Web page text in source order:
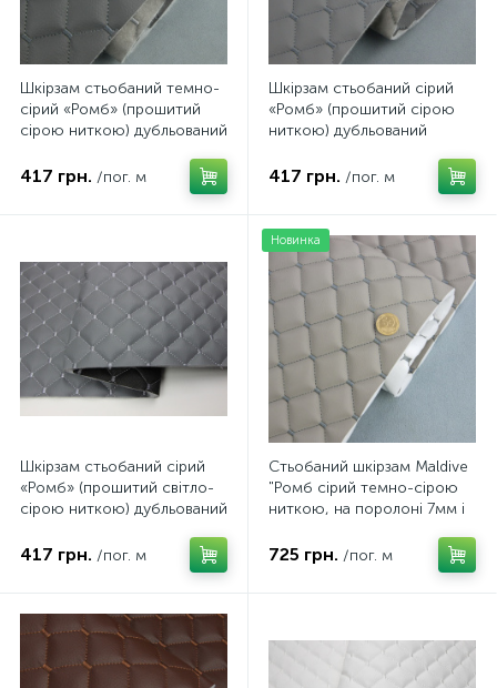
Шкірзам стьобаний темно-
сірий «Ромб» (прошитий
сірою ниткою) дубльований
ширина 1,35м
417 грн. /пог. м
Шкірзам стьобаний сірий
«Ромб» (прошитий сірою
ниткою) дубльований
ширина 1,35м
417 грн. /пог. м
Шкірзам стьобаний сірий
«Ромб» (прошитий світло-
сірою ниткою) дубльований
ширина 1,35м
417 грн. /пог. м
Новинка
Стьобаний шкірзам Maldive
"Ромб сірий темно-сірою
ниткою, на поролоні 7мм і
Туреччина
725 грн. /пог. м